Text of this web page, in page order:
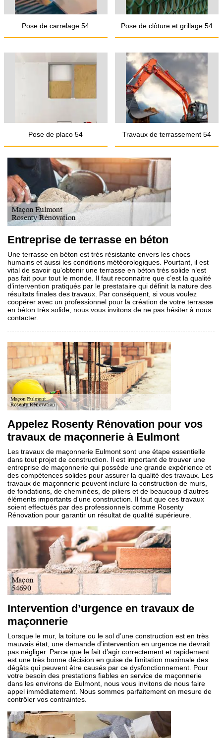
Pose de carrelage 54 Pose de clôture et grillage 54
Pose de placo 54 Travaux de terrassement 54
Entreprise de terrasse en béton
Une terrasse en béton est très résistante envers les chocs
humains et aussi les conditions météorologiques. Pourtant, il est
vital de savoir qu’obtenir une terrasse en béton très solide n’est
pas fait pour tout le monde. Il faut reconnaitre que c’est la qualité
d’intervention pratiqués par le prestataire qui définit la nature des
résultats finales des travaux. Par conséquent, si vous voulez
coopérer avec un professionnel pour la création de votre terrasse
en béton très solide, nous vous invitons de ne pas hésiter à nous
contacter.
Appelez Rosenty Rénovation pour vos
travaux de maçonnerie à Eulmont
Les travaux de maçonnerie Eulmont sont une étape essentielle
dans tout projet de construction. Il est important de trouver une
entreprise de maçonnerie qui possède une grande expérience et
des compétences solides pour assurer la qualité des travaux. Les
travaux de maçonnerie peuvent inclure la construction de murs,
de fondations, de cheminées, de piliers et de beaucoup d'autres
éléments importants d'une construction. Il faut que ces travaux
soient effectués par des professionnels comme Rosenty
Rénovation pour garantir un résultat de qualité supérieure.
Intervention d’urgence en travaux de
maçonnerie
Lorsque le mur, la toiture ou le sol d’une construction est en très
mauvais état, une demande d’intervention en urgence ne devrait
pas négliger. Parce que le fait d’agir correctement et rapidement
est une très bonne décision en guise de limitation maximale des
dégâts qui peuvent être causés par ce dysfonctionnement. Pour
votre besoin des prestations fiables en service de maçonnerie
dans les environs de Eulmont, nous vous invitons de nous faire
appel immédiatement. Nous sommes parfaitement en mesure de
contrôler vos contraintes.